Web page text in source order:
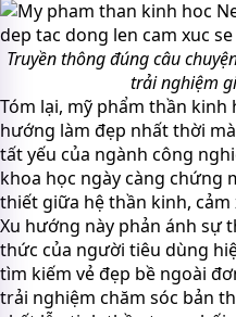
Truyền thông đúng câu
trải nghiệm
Tóm lại, mỹ phẩm thần
hướng làm đẹp nhất thời
tất yếu của ngành công
khoa học ngày càng chứng
thiết giữa hệ thần kinh, cảm
Xu hướng này phản ánh sự
thức của người tiêu dùng
tìm kiếm vẻ đẹp bề ngoài
trải nghiệm chăm sóc bản